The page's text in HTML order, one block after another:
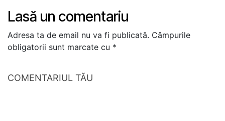
Lasă un comentariu
Adresa ta de email nu va fi publicată. Câmpurile
obligatorii sunt marcate cu *
COMENTARIUL TĂU